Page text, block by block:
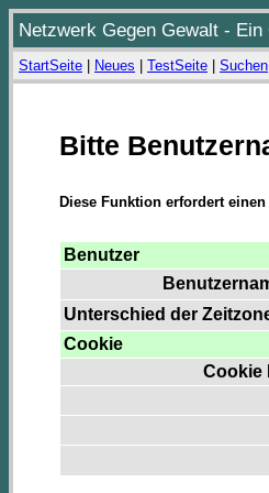
Netzwerk Gegen Gewalt -
StartSeite Neues TestSeite Suchen
Bitte
Diese Funktion erfordert
Benutzer
Unterschied der
Cookie
Cookie